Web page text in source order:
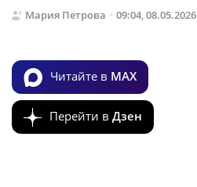
Мария Петрова 09:04, 08.05.2026
Читайте в MAX
Перейти в Дзен